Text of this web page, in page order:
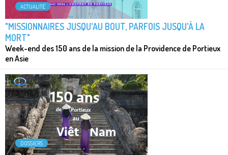
ACTUALITÉ
"MISSIONNAIRES JUSQU'AU BOUT, PARFOIS JUSQU'À LA
MORT"
Week-end des 150 ans de la mission de la Providence de Portieux
en Asie
DOSSIERS